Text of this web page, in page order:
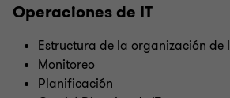
Operaciones de IT
Estructura de la organización de
Monitoreo
Planificación